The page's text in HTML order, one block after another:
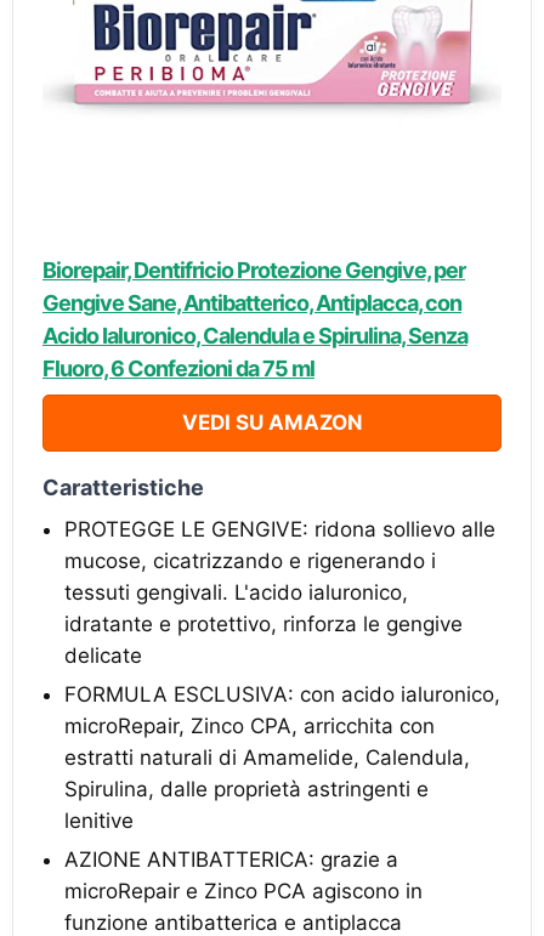
Biorepair, Dentifricio Protezione Gengive, per
Gengive Sane, Antibatterico, Antiplacca, con
Acido Ialuronico, Calendula e Spirulina, Senza
Fluoro, 6 Confezioni da 75 ml
VEDI SU AMAZON
Caratteristiche
PROTEGGE LE GENGIVE: ridona sollievo alle
mucose, cicatrizzando e rigenerando i
tessuti gengivali. L'acido ialuronico,
idratante e protettivo, rinforza le gengive
delicate
FORMULA ESCLUSIVA: con acido ialuronico,
microRepair, Zinco CPA, arricchita con
estratti naturali di Amamelide, Calendula,
Spirulina, dalle proprietà astringenti e
lenitive
AZIONE ANTIBATTERICA: grazie a
microRepair e Zinco PCA agiscono in
funzione antibatterica e antiplacca